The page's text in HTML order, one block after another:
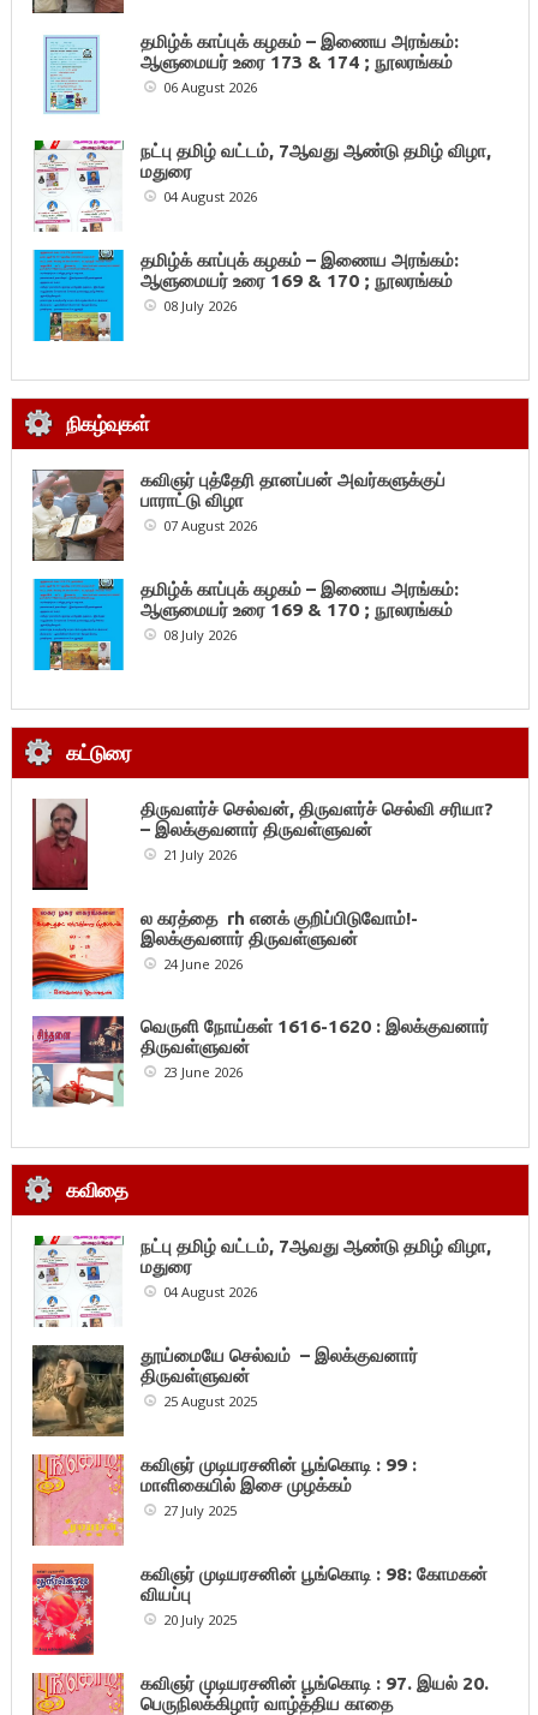
தமிழ்க் காப்புக் கழகம் – இணைய அரங்கம்:
ஆளுமையர் உரை 173 & 174 ; நூலரங்கம்
06 August 2026
நட்பு தமிழ் வட்டம், 7ஆவது ஆண்டு தமிழ் விழா,
மதுரை
04 August 2026
தமிழ்க் காப்புக் கழகம் – இணைய அரங்கம்:
ஆளுமையர் உரை 169 & 170 ; நூலரங்கம்
08 July 2026
நிகழ்வுகள்
கவிஞர் புத்தேரி தானப்பன் அவர்களுக்குப்
பாராட்டு விழா
07 August 2026
தமிழ்க் காப்புக் கழகம் – இணைய அரங்கம்:
ஆளுமையர் உரை 169 & 170 ; நூலரங்கம்
08 July 2026
கட்டுரை
திருவளர்ச் செல்வன், திருவளர்ச் செல்வி சரியா?
– இலக்குவனார் திருவள்ளுவன்
21 July 2026
ல கரத்தை rh எனக் குறிப்பிடுவோம்!-
இலக்குவனார் திருவள்ளுவன்
24 June 2026
வெருளி நோய்கள் 1616-1620 : இலக்குவனார்
திருவள்ளுவன்
23 June 2026
கவிதை
நட்பு தமிழ் வட்டம், 7ஆவது ஆண்டு தமிழ் விழா,
மதுரை
04 August 2026
தூய்மையே செல்வம் – இலக்குவனார்
திருவள்ளுவன்
25 August 2025
கவிஞர் முடியரசனின் பூங்கொடி : 99 :
மாளிகையில் இசை முழக்கம்
27 July 2025
கவிஞர் முடியரசனின் பூங்கொடி : 98: கோமகன்
வியப்பு
20 July 2025
கவிஞர் முடியரசனின் பூங்கொடி : 97. இயல் 20.
பெருநிலக்கிழார் வாழ்த்திய காதை